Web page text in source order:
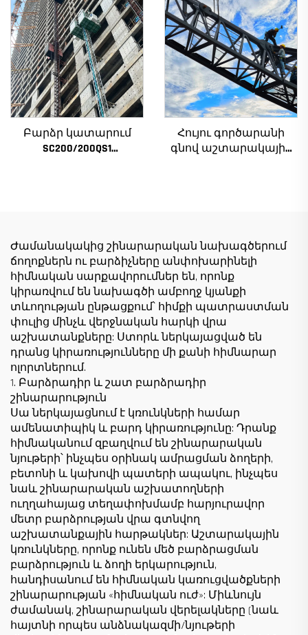
ատամնանիվի արկղ,
ատամնանիվի շարժիչ,
աստիճանավոր
ստորին մաս
սանդղակի համար
Ալժիրի համար
Բարձր կատարում
SC200/200QS1
համար ցածր գնով
Հույու գործարանի
գնով աշտարակային
համար
Ժամանակակից շինարարական նախագծերում
ճողոքներն ու բարձիչները անփոխարինելի
հիմնական սարքավորումներ են, որոնք
կիրառվում են նախագծի ամբողջ կյանքի
տևողության ընթացքում՝ հիմքի պատրաստման
փուլից մինչև վերջնական հարկի վրա
աշխատանքները: Ստորև ներկայացված են
դրանց կիրառությունները մի քանի հիմնարար
ոլորտներում.
1. Բարձրադիր և շատ բարձրադիր
շինարարություն
Սա ներկայացնում է կռունկների համար
ամենատիպիկ և բարդ կիրառությունը: Դրանք
հիմնականում զբաղվում են շինարարական
նյութերի՝ ինչպես օրինակ ամրացման ձողերի,
բետոնի և կախովի պատերի ապակու, ինչպես
նաև շինարարական աշխատողների
ուղղահայաց տեղափոխմամբ հարյուրավոր
մետր բարձրության վրա գտնվող
աշխատանքային հարթակներ: Աշտարակային
կռունկները, որոնք ունեն մեծ բարձրացման
բարձրություն և ձողի երկարություն,
հանդիսանում են հիմնական կառուցվածքների
շինարարության «հիմնական ուժ»: Միևնույն
ժամանակ, շինարարական վերելակները (նաև
հայտնի որպես անձնակազմի/նյութերի